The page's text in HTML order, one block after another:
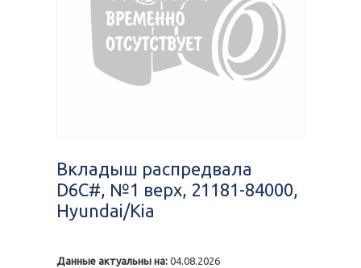
Вкладыш распредвала
D6C#, №1 верх, 21181-84000,
Hyundai/Kia
Данные актуальны на: 04.08.2026